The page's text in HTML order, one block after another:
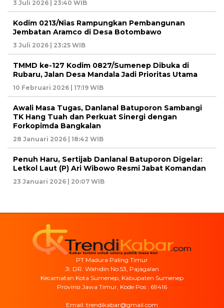
3 Juli 2026 | 23:40 WIB
Kodim 0213/Nias Rampungkan Pembangunan
Jembatan Aramco di Desa Botombawo
3 Juli 2026 | 23:25 WIB
TMMD ke-127 Kodim 0827/Sumenep Dibuka di
Rubaru, Jalan Desa Mandala Jadi Prioritas Utama
10 Februari 2026 | 17:19 WIB
Awali Masa Tugas, Danlanal Batuporon Sambangi
TK Hang Tuah dan Perkuat Sinergi dengan
Forkopimda Bangkalan
28 Januari 2026 | 18:42 WIB
Penuh Haru, Sertijab Danlanal Batuporon Digelar:
Letkol Laut (P) Ari Wibowo Resmi Jabat Komandan
23 Januari 2026 | 20:07 WIB
PT Madura Paling Timur
Jl. DR. Wahidin No.53, Pajagalan
Kecamatan Kota Sumenep, Kabupaten Sumenep
Provinsi Jawa Timur, Kode Pos : 69416
Email: trendikabar@gmail.com